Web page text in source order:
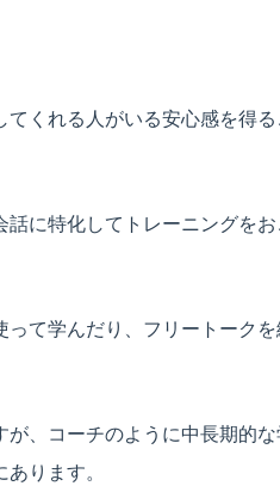
くれる人がいる安心感を得る
に特化してトレーニングをお
て学んだり、フリートークを
、コーチのように中長期的
ります。